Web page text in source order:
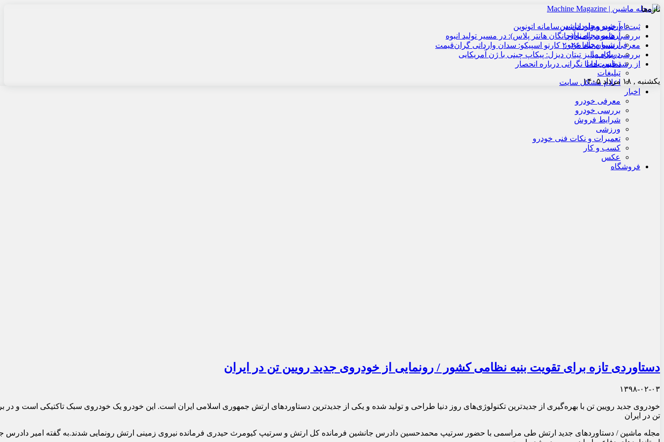
آرشیو مجله ماشین
آرشیو مجله نوآور
آرشیو مجله موتور
درباره ما
تماس با ما
تبلیغات
اعلام مشکل سایت
اخبار
معرفی خودرو
بررسی خودرو
شرایط فروش
ورزشی
تعمیرات و نکات فنی خودرو
کسب و کار
عکس
فروشگاه
تازه‌ها
ثبت‌نام خودرو وارداتی در سامانه اتونوین
بررسی هامون زامیاد(چانگان هانتر پلاس): در مسیر تولید انبوه
معرفی نیسان تیانا ۲۰۲۶ کارنو اسپیکو: سدان وارداتی گران‌قیمت
بررسی پیکاپ بلیز تیتان دیزل: پیکاپ چینی با ژن آمریکایی
از رشد قیمت‌ها تا نگرانی درباره انحصار
یکشنبه , ۱۸ مرداد ۱۴۰۵
دستاوردی تازه برای تقویت بنیه نظامی کشور / رونمایی از خودروی جدید رویین تن در ایران
۱۳۹۸-۰۲-۰۳
خودروی جدید رویین تن با بهره‌گیری از جدیدترین تکنولوژی‌های روز دنیا طراحی و تولید شده و یکی از جدیدترین دستاوردهای ارتش جمهوری اسلامی ایران است. این خودرو یک خودروی سبک تاکتیکی است و در
تن در ایران
مجله ماشین / دستاوردهای جدید ارتش طی مراسمی با حضور سرتیپ محمدحسین دادرس جانشین فرمانده کل ارتش و سرتیپ کیومرث حیدری فرمانده نیروی زمینی ارتش رونمایی شدند.به گفته امیر دادرس